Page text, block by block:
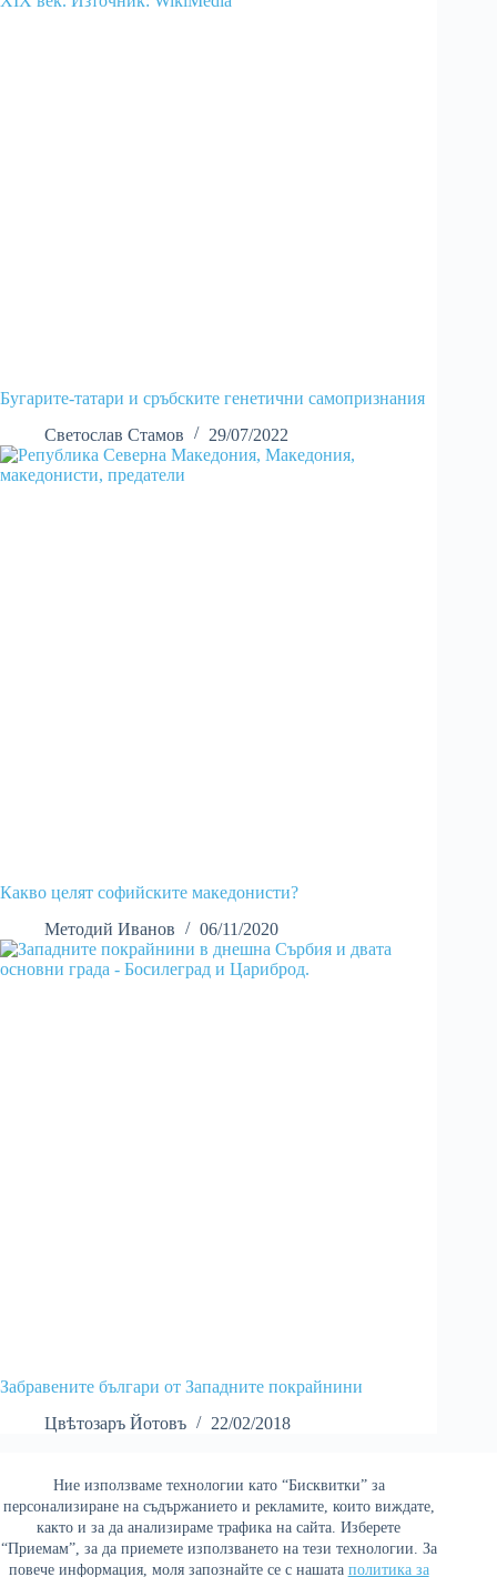
Ние използваме технологии като “Бисквитки” за
персонализиране на съдържанието и рекламите, които виждате,
както и за да анализираме трафика на сайта. Изберете
“Приемам”, за да приемете използването на тези технологии. За
повече информация, моля запознайте се с нашата политика за
Бугарите-татари и сръбските генетични самопризнания
Светослав Стамов
29/07/2022
Какво целят софийските македонисти?
Методий Иванов
06/11/2020
Забравените българи от Западните покрайнини
Цвѣтозаръ Йотовъ
22/02/2018